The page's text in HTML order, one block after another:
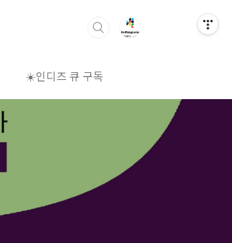
☀️인디즈 큐 구독